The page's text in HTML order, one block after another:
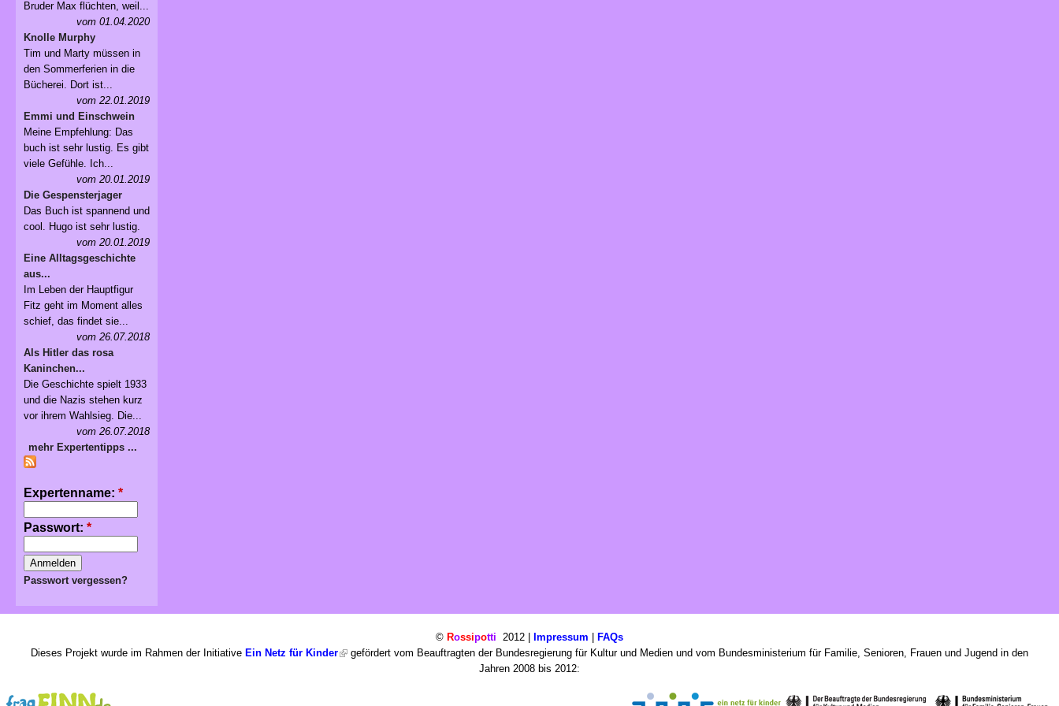
Bruder Max flüchten, weil...
vom 01.04.2020
Knolle Murphy
Tim und Marty müssen in
den Sommerferien in die
Bücherei. Dort ist...
vom 22.01.2019
Emmi und Einschwein
Meine Empfehlung: Das
buch ist sehr lustig. Es gibt
viele Gefühle. Ich...
vom 20.01.2019
Die Gespensterjager
Das Buch ist spannend und
cool. Hugo ist sehr lustig.
vom 20.01.2019
Eine Alltagsgeschichte
aus...
Im Leben der Hauptfigur
Fitz geht im Moment alles
schief, das findet sie...
vom 26.07.2018
Als Hitler das rosa
Kaninchen...
Die Geschichte spielt 1933
und die Nazis stehen kurz
vor ihrem Wahlsieg. Die...
vom 26.07.2018
mehr Expertentipps ...
Expertenname: *
Passwort: *
Passwort vergessen?
© Rossipotti 2012 | Impressum
FAQs
Dieses Projekt wurde im Rahmen der Initiative Ein Netz für Kinder
gefördert vom Beauftragten der Bundesregierung für Kultur und Medien und vom Bundesministerium für Familie, Senioren, Frauen und Jugend in den
Jahren 2008 bis 2012: